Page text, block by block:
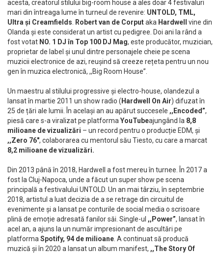
acesta, creatorul stilului big-room house a ales doar 4 festivaluri
mari din întreaga lume în turneul de revenire: UNTOLD, TML,
Ultra și Creamfields
Robert van de Corputaka Hardwell
vine din
Olanda și este considerat un artist cu pedigree. Doi ani la rând a
fost votat NO. 1 DJ în Top 100 DJ Mag, este producător, muzician,
proprietar de label și unul dintre personajele cheie pe scena
muzicii electronice de azi, reușind să creeze rețeta pentru un nou
gen în muzica electronică, ,,Big Room House”.
Un maestru al stilului progressive și electro-house, olandezul a
lansat în martie 2011 un show radio ( Hardwell On Air) difuzat în
25 de țări ale lumii. În același an au apărut succesele ,,Encoded”,
piesă care s-a viralizat pe platforma YouTubeajungând la 8,8
milioane de vizualizări – un record pentru o producție EDM, și
,,Zero 76″, colaborarea cu mentorul său Tiesto, cu care a marcat
8,2 milioane de vizualizări.
Din 2013 până în 2018, Hardwell a fost mereu în turnee. În 2017 a
fost la Cluj-Napoca, unde a făcut un super show pe scena
principală a festivalului UNTOLD. Un an mai târziu, în septembrie
2018, artistul a luat decizia de a se retrage din circuitul de
evenimente și a lansat pe conturile de social media o scrisoare
plină de emoție adresată fanilor săi. Single-ul ,,Power”, lansat în
acel an, a ajuns la un număr impresionant de ascultări pe
platforma Spotify, 94 de milioane . A continuat să producă
muzică și în 2020 a lansat un album manifest, ,,The Story Of